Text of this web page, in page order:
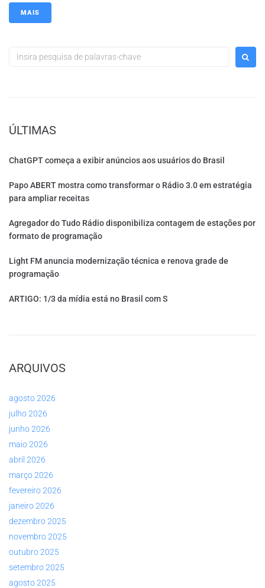
MAIS
ÚLTIMAS
ChatGPT começa a exibir anúncios aos usuários do Brasil
Papo ABERT mostra como transformar o Rádio 3.0 em estratégia
para ampliar receitas
Agregador do Tudo Rádio disponibiliza contagem de estações por
formato de programação
Light FM anuncia modernização técnica e renova grade de
programação
ARTIGO: 1/3 da mídia está no Brasil com S
ARQUIVOS
agosto 2026
julho 2026
junho 2026
maio 2026
abril 2026
março 2026
fevereiro 2026
janeiro 2026
dezembro 2025
novembro 2025
outubro 2025
setembro 2025
agosto 2025